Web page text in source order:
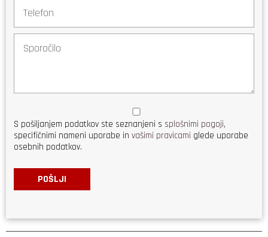
S pošiljanjem podatkov ste seznanjeni s splošnimi pogoji,
specifičnimi nameni uporabe in vašimi pravicami glede uporabe
osebnih podatkov.
POŠLJI